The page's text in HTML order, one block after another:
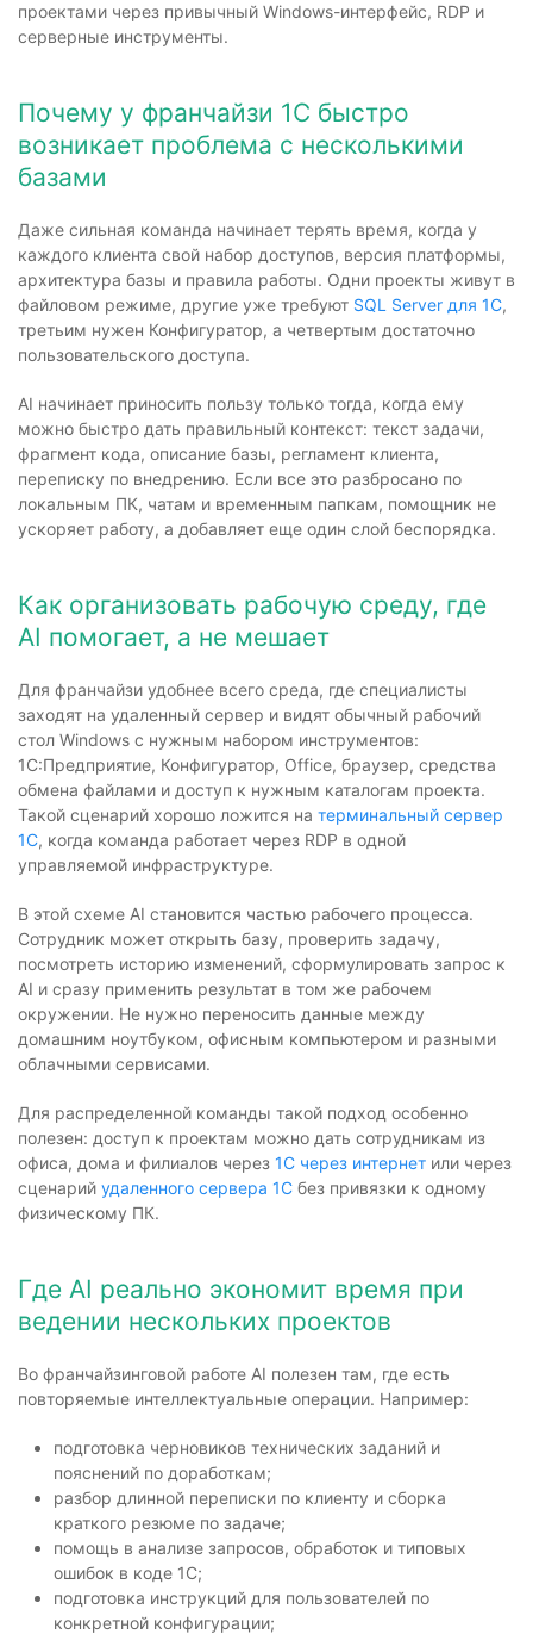
проектами через привычный Windows-интерфейс, RDP и
серверные инструменты.
Почему у франчайзи 1С быстро
возникает проблема с несколькими
базами
Даже сильная команда начинает терять время, когда у
каждого клиента свой набор доступов, версия платформы,
архитектура базы и правила работы. Одни проекты живут в
файловом режиме, другие уже требуют SQL Server для 1С,
третьим нужен Конфигуратор, а четвертым достаточно
пользовательского доступа.
AI начинает приносить пользу только тогда, когда ему
можно быстро дать правильный контекст: текст задачи,
фрагмент кода, описание базы, регламент клиента,
переписку по внедрению. Если все это разбросано по
локальным ПК, чатам и временным папкам, помощник не
ускоряет работу, а добавляет еще один слой беспорядка.
Как организовать рабочую среду, где
AI помогает, а не мешает
Для франчайзи удобнее всего среда, где специалисты
заходят на удаленный сервер и видят обычный рабочий
стол Windows с нужным набором инструментов:
1С:Предприятие, Конфигуратор, Office, браузер, средства
обмена файлами и доступ к нужным каталогам проекта.
Такой сценарий хорошо ложится на терминальный сервер
1С, когда команда работает через RDP в одной
управляемой инфраструктуре.
В этой схеме AI становится частью рабочего процесса.
Сотрудник может открыть базу, проверить задачу,
посмотреть историю изменений, сформулировать запрос к
AI и сразу применить результат в том же рабочем
окружении. Не нужно переносить данные между
домашним ноутбуком, офисным компьютером и разными
облачными сервисами.
Для распределенной команды такой подход особенно
полезен: доступ к проектам можно дать сотрудникам из
офиса, дома и филиалов через 1С через интернет или через
сценарий удаленного сервера 1С без привязки к одному
физическому ПК.
Где AI реально экономит время при
ведении нескольких проектов
Во франчайзинговой работе AI полезен там, где есть
повторяемые интеллектуальные операции. Например:
подготовка черновиков технических заданий и
пояснений по доработкам;
разбор длинной переписки по клиенту и сборка
краткого резюме по задаче;
помощь в анализе запросов, обработок и типовых
ошибок в коде 1С;
подготовка инструкций для пользователей по
конкретной конфигурации;